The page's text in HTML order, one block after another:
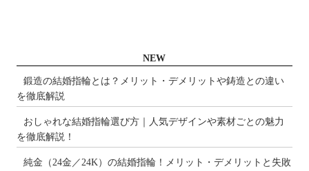
NEW
鍛造の結婚指輪とは？メリット・デメリットや鋳造との違い
を徹底解説
おしゃれな結婚指輪選び方｜人気デザインや素材ごとの魅力
を徹底解説！
純金（24金／24K）の結婚指輪！メリット・デメリットと失敗